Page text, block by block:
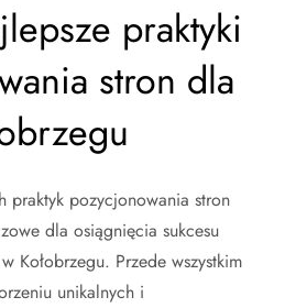
praktyki
stron dla
praktyk pozycjonowania stron
dla osiągnięcia sukcesu
Kołobrzegu. Przede wszystkim
unikalnych i